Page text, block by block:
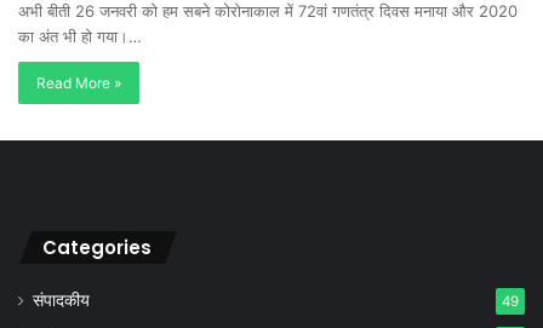
अभी बीती 26 जनवरी को हम सबने कोरोनाकाल में 72वां गणतंत्र दिवस मनाया और 2020
का अंत भी हो गया।…
Read More »
Categories
संपादकीय 49